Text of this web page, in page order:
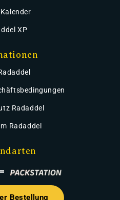
XP
Radaddel
Radaddel
Bestellung